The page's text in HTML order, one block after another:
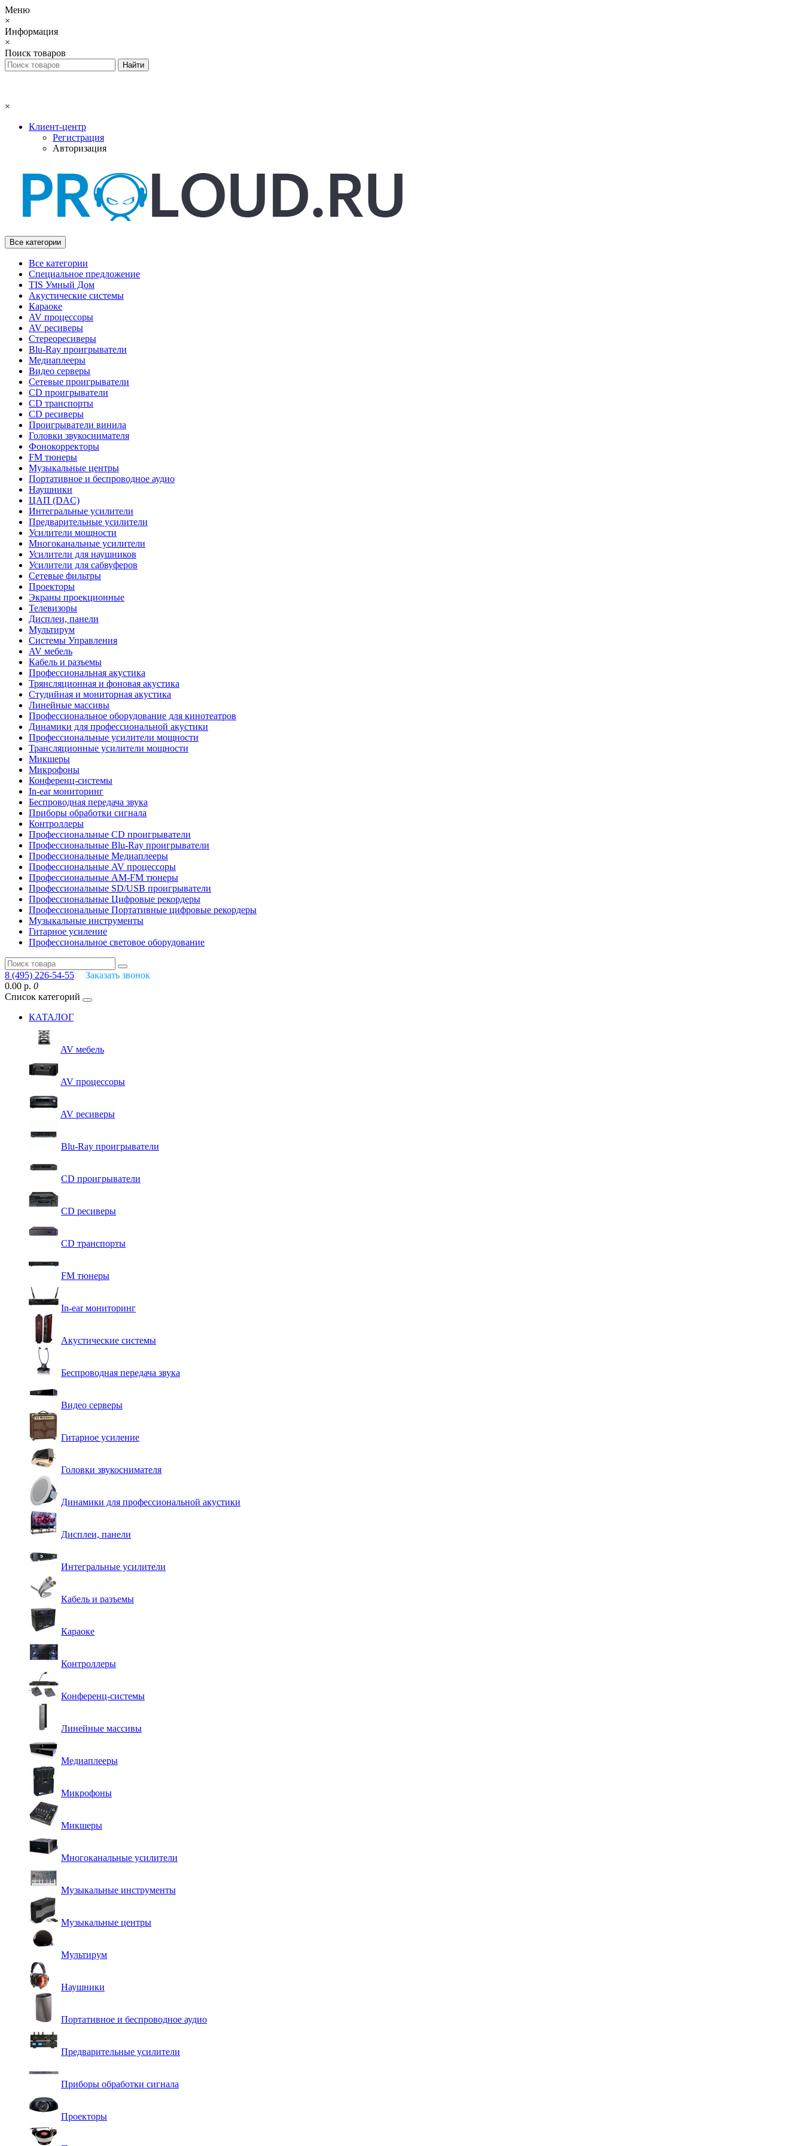
Меню
×
Информация
×
Поиск товаров
×
Клиент-центр
Регистрация
Авторизация
Все категории
Все категории
Специальное предложение
TIS Умный Дом
Акустические системы
Караоке
AV процессоры
AV ресиверы
Стереоресиверы
Blu-Ray проигрыватели
Медиаплееры
Видео серверы
Сетевые проигрыватели
CD проигрыватели
CD транспорты
CD ресиверы
Проигрыватели винила
Головки звукоснимателя
Фонокорректоры
FM тюнеры
Музыкальные центры
Портативное и беспроводное аудио
Наушники
ЦАП (DAC)
Интегральные усилители
Предварительные усилители
Усилители мощности
Многоканальные усилители
Усилители для наушников
Усилители для сабвуферов
Сетевые фильтры
Проекторы
Экраны проекционные
Телевизоры
Дисплеи, панели
Мультирум
Системы Управления
AV мебель
Кабель и разъемы
Профессиональная акустика
Трянсляционная и фоновая акустика
Студийная и мониторная акустика
Линейные массивы
Профессиональное оборудование для кинотеатров
Динамики для профессиональной акустики
Профессиональные усилители мощности
Трансляционные усилители мощности
Микшеры
Микрофоны
Конференц-системы
In-ear мониторинг
Беспроводная передача звука
Приборы обработки сигнала
Контроллеры
Профессиональные СD проигрыватели
Профессиональные Blu-Ray проигрыватели
Профессиональные Медиаплееры
Профессиональные AV процессоры
Профессиональные AM-FM тюнеры
Профессиональные SD/USB проигрыватели
Профессиональные Цифровые рекордеры
Профессиональные Портативные цифровые рекордеры
Музыкальные инструменты
Гитарное усиление
Профессиональное световое оборудование
8 (495) 226-54-55
Заказать звонок
0.00 р. 0
Список категорий
КАТАЛОГ
AV мебель
AV процессоры
AV ресиверы
Blu-Ray проигрыватели
CD проигрыватели
CD ресиверы
CD транспорты
FM тюнеры
In-ear мониторинг
Акустические системы
Беспроводная передача звука
Видео серверы
Гитарное усиление
Головки звукоснимателя
Динамики для профессиональной акустики
Дисплеи, панели
Интегральные усилители
Кабель и разъемы
Караоке
Контроллеры
Конференц-системы
Линейные массивы
Медиаплееры
Микрофоны
Микшеры
Многоканальные усилители
Музыкальные инструменты
Музыкальные центры
Мультирум
Наушники
Портативное и беспроводное аудио
Предварительные усилители
Приборы обработки сигнала
Проекторы